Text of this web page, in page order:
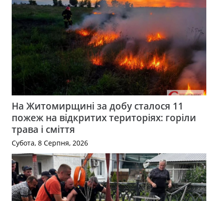
На Житомирщині за добу сталося 11
пожеж на відкритих територіях: горіли
трава і сміття
Субота, 8 Серпня, 2026